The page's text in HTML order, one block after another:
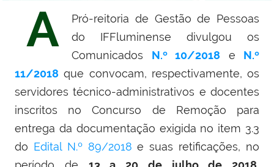
A
Pró-reitoria de Gestão de Pessoas
do IFFluminense divulgou os
Comunicados N.º 10/2018 e
N.º
11/2018 que convocam, respectivamente, os
servidores técnico-administrativos e docentes
inscritos no Concurso de Remoção para
entrega da documentação exigida no item 3.3
do Edital N.º 89/2018 e suas retificações, no